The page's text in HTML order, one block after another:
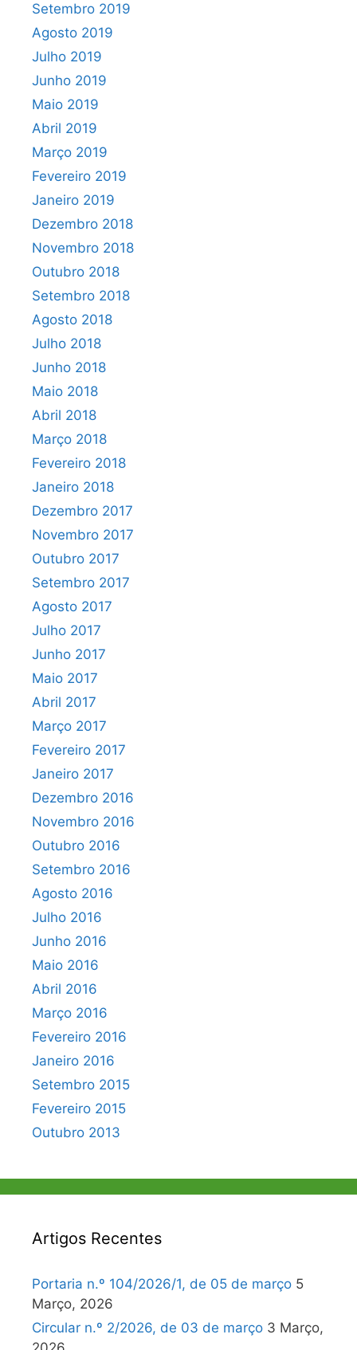
Setembro 2019
Agosto 2019
Julho 2019
Junho 2019
Maio 2019
Abril 2019
Março 2019
Fevereiro 2019
Janeiro 2019
Dezembro 2018
Novembro 2018
Outubro 2018
Setembro 2018
Agosto 2018
Julho 2018
Junho 2018
Maio 2018
Abril 2018
Março 2018
Fevereiro 2018
Janeiro 2018
Dezembro 2017
Novembro 2017
Outubro 2017
Setembro 2017
Agosto 2017
Julho 2017
Junho 2017
Maio 2017
Abril 2017
Março 2017
Fevereiro 2017
Janeiro 2017
Dezembro 2016
Novembro 2016
Outubro 2016
Setembro 2016
Agosto 2016
Julho 2016
Junho 2016
Maio 2016
Abril 2016
Março 2016
Fevereiro 2016
Janeiro 2016
Setembro 2015
Fevereiro 2015
Outubro 2013
Artigos Recentes
Portaria n.º 104/2026/1, de 05 de março 5
Março, 2026
Circular n.º 2/2026, de 03 de março 3 Março,